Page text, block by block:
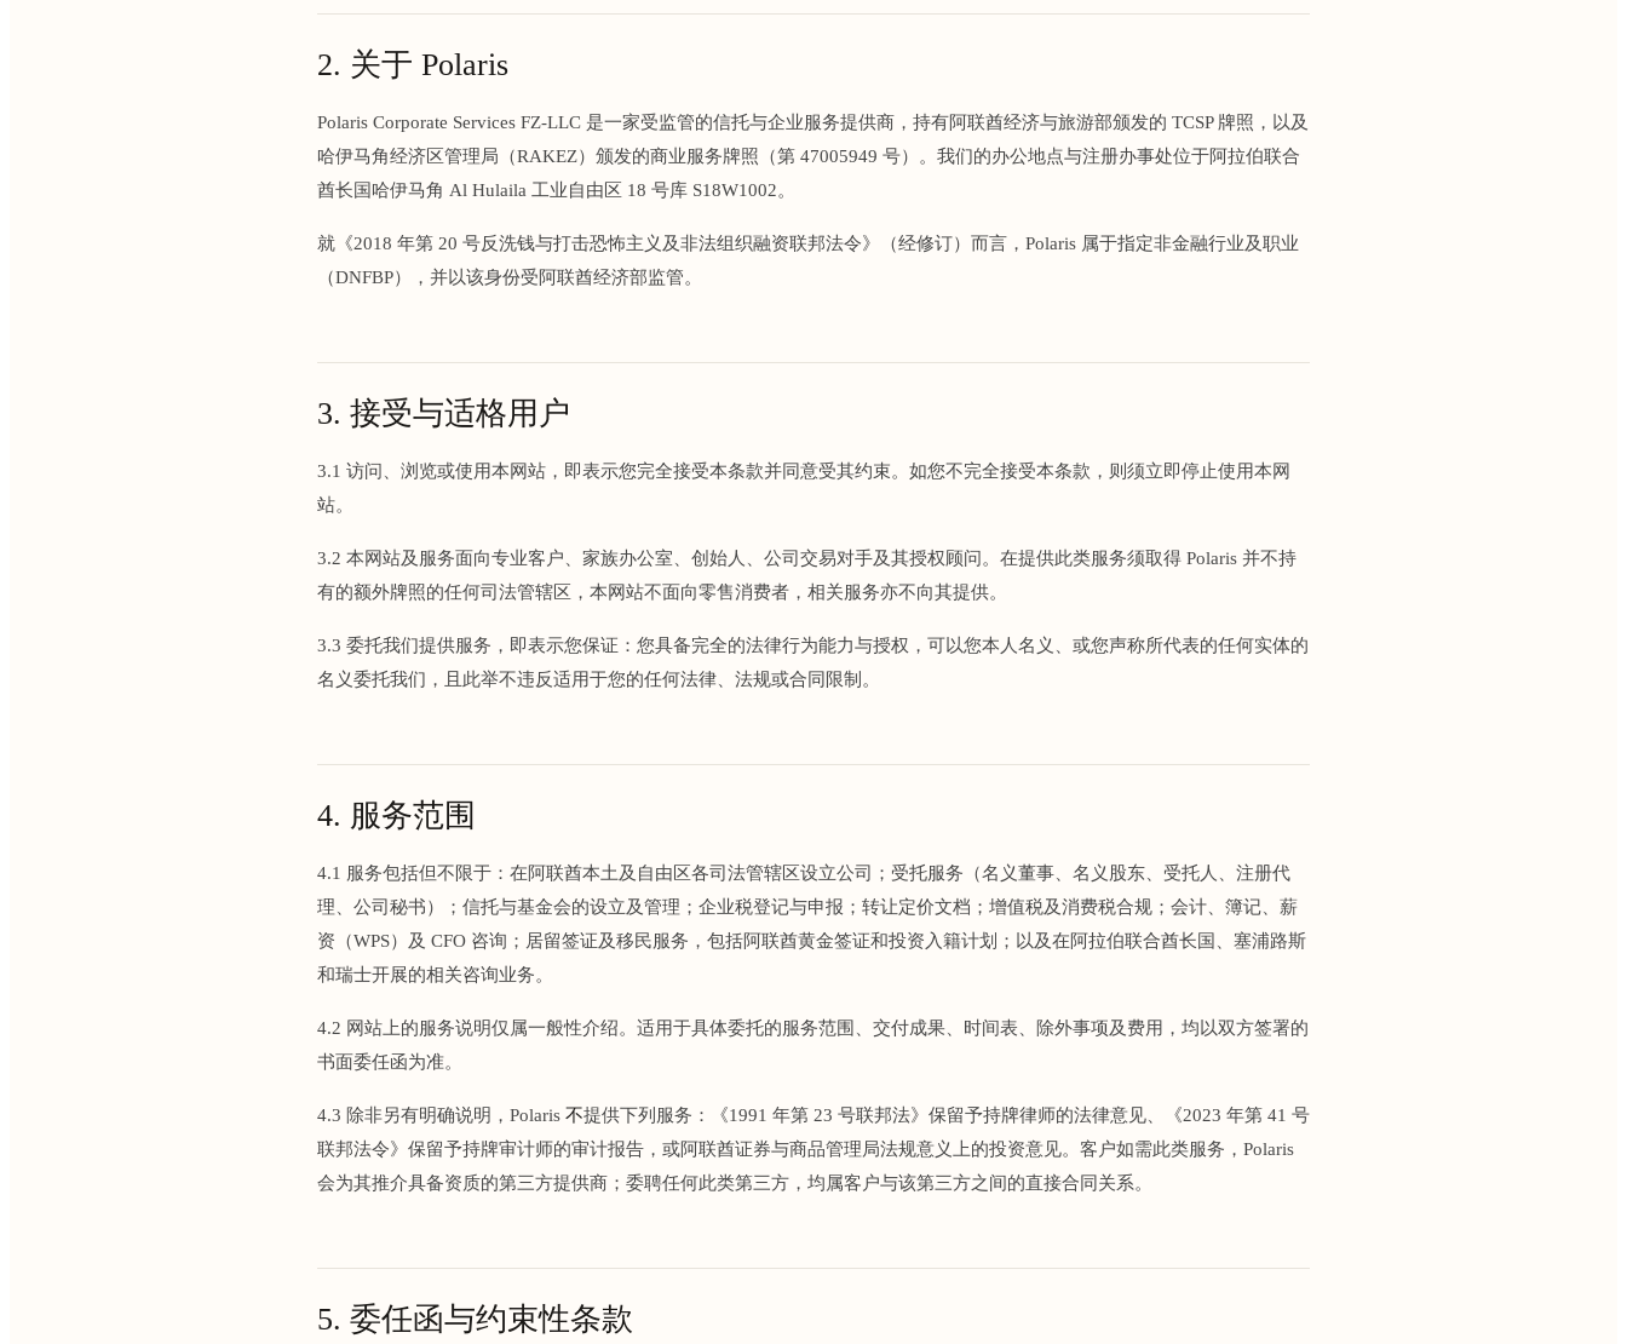
2. 关于 Polaris
Polaris Corporate Services FZ-LLC 是一家受监管的信托与企业服务提供商，持有阿联酋经济与旅游部颁发的 TCSP 牌照，以及
哈伊马角经济区管理局（RAKEZ）颁发的商业服务牌照（第 47005949 号）。我们的办公地点与注册办事处位于阿拉伯联合
酋长国哈伊马角 Al Hulaila 工业自由区 18 号库 S18W1002。
就《2018 年第 20 号反洗钱与打击恐怖主义及非法组织融资联邦法令》（经修订）而言，Polaris 属于指定非金融行业及职业
（DNFBP），并以该身份受阿联酋经济部监管。
3. 接受与适格用户
3.1 访问、浏览或使用本网站，即表示您完全接受本条款并同意受其约束。如您不完全接受本条款，则须立即停止使用本网
站。
3.2 本网站及服务面向专业客户、家族办公室、创始人、公司交易对手及其授权顾问。在提供此类服务须取得 Polaris 并不持
有的额外牌照的任何司法管辖区，本网站不面向零售消费者，相关服务亦不向其提供。
3.3 委托我们提供服务，即表示您保证：您具备完全的法律行为能力与授权，可以您本人名义、或您声称所代表的任何实体的
名义委托我们，且此举不违反适用于您的任何法律、法规或合同限制。
4. 服务范围
4.1 服务包括但不限于：在阿联酋本土及自由区各司法管辖区设立公司；受托服务（名义董事、名义股东、受托人、注册代
理、公司秘书）；信托与基金会的设立及管理；企业税登记与申报；转让定价文档；增值税及消费税合规；会计、簿记、薪
资（WPS）及 CFO 咨询；居留签证及移民服务，包括阿联酋黄金签证和投资入籍计划；以及在阿拉伯联合酋长国、塞浦路斯
和瑞士开展的相关咨询业务。
4.2 网站上的服务说明仅属一般性介绍。适用于具体委托的服务范围、交付成果、时间表、除外事项及费用，均以双方签署的
书面委任函为准。
4.3 除非另有明确说明，Polaris 不提供下列服务：《1991 年第 23 号联邦法》保留予持牌律师的法律意见、《2023 年第 41 号
联邦法令》保留予持牌审计师的审计报告，或阿联酋证券与商品管理局法规意义上的投资意见。客户如需此类服务，Polaris
会为其推介具备资质的第三方提供商；委聘任何此类第三方，均属客户与该第三方之间的直接合同关系。
5. 委任函与约束性条款